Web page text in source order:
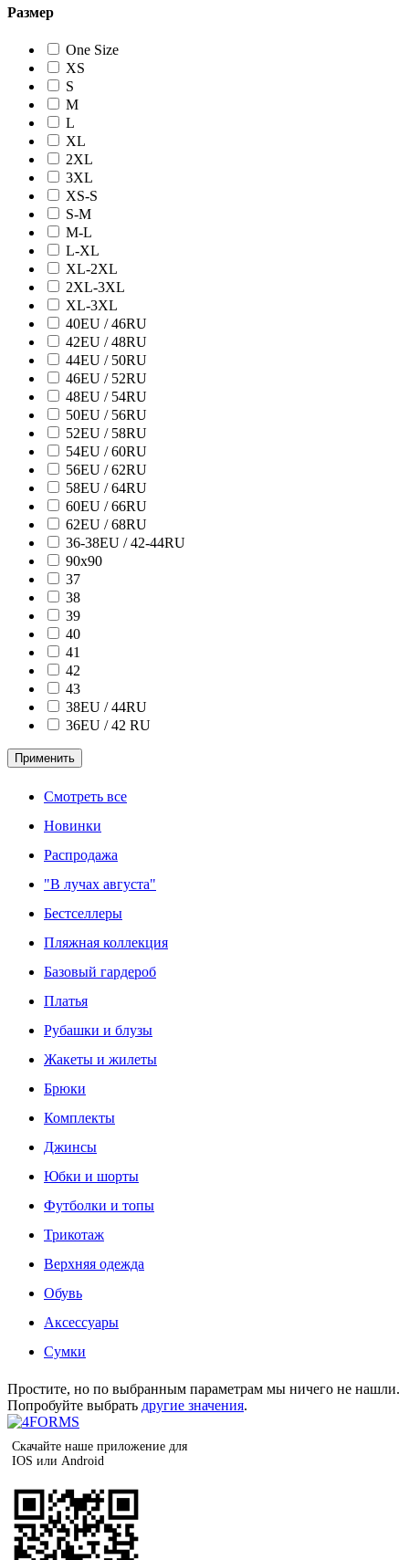
Размер
One Size
XS
S
M
L
XL
2XL
3XL
XS-S
S-M
M-L
L-XL
XL-2XL
2XL-3XL
XL-3XL
40EU / 46RU
42EU / 48RU
44EU / 50RU
46EU / 52RU
48EU / 54RU
50EU / 56RU
52EU / 58RU
54EU / 60RU
56EU / 62RU
58EU / 64RU
60EU / 66RU
62EU / 68RU
36-38EU / 42-44RU
90х90
37
38
39
40
41
42
43
38ЕU / 44RU
36EU / 42 RU
Применить
Смотреть все
Новинки
Распродажа
"В лучах августа"
Бестселлеры
Пляжная коллекция
Базовый гардероб
Платья
Рубашки и блузы
Жакеты и жилеты
Брюки
Комплекты
Джинсы
Юбки и шорты
Футболки и топы
Трикотаж
Верхняя одежда
Обувь
Аксессуары
Сумки
Простите, но по выбранным параметрам мы ничего не нашли.
Попробуйте выбрать другие значения.
Скачайте наше приложение для
IOS или Android